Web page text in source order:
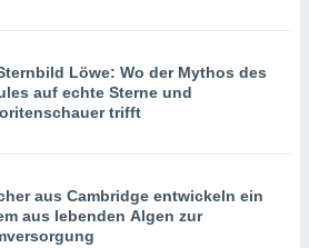
Löwe: Wo der Mythos des
auf echte Sterne und
trifft
aus Cambridge entwickeln ein
aus lebenden Algen zur